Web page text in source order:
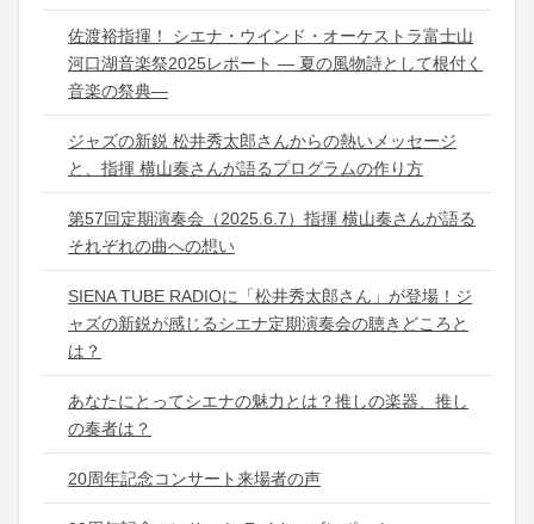
佐渡裕指揮！ シエナ・ウインド・オーケストラ富士山
河口湖音楽祭2025レポート ― 夏の風物詩として根付く
音楽の祭典―
ジャズの新鋭 松井秀太郎さんからの熱いメッセージ
と、指揮 横山奏さんが語るプログラムの作り方
第57回定期演奏会（2025.6.7）指揮 横山奏さんが語る
それぞれの曲への想い
SIENA TUBE RADIOに「松井秀太郎さん」が登場！ジ
ャズの新鋭が感じるシエナ定期演奏会の聴きどころと
は？
あなたにとってシエナの魅力とは？推しの楽器、推し
の奏者は？
20周年記念コンサート来場者の声